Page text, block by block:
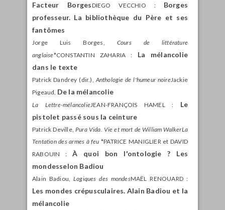
Facteur BorgesDIEGO VECCHIO : Borges
professeur. La bibliothèque du Père et ses
fantômes
Jorge Luis Borges, Cours de littérature
anglaise*CONSTANTIN ZAHARIA : La mélancolie
dans le texte
Patrick Dandrey (dir.),Anthologie de l'humeur noireJackie
Pigeaud, De la mélancolie
La Lettre-mélancolieJEAN-FRANÇOIS HAMEL : Le
pistolet passé sous la ceinture
Patrick Deville, Pura Vida. Vie et mort de William WalkerLa
Tentation des armes à feu*PATRICE MANIGLIER et DAVID
RABOUIN :À quoi bon l'ontologie ? Les
mondesselon Badiou
Alain Badiou, Logiques des mondesMAËL RENOUARD :
Les mondes crépusculaires. Alain Badiou et la
mélancolie